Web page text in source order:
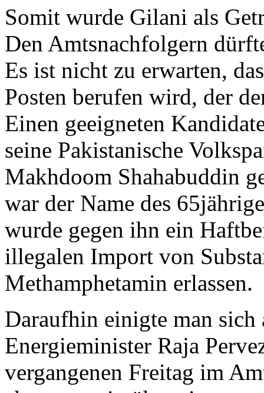
Somit wurde Gilani als
Den Amtsnachfolgern
Es ist nicht zu erwarten,
Posten berufen wird, der
Einen geeigneten
seine Pakistanische
Makhdoom Shahabuddin
war der Name des
wurde gegen ihn ein
illegalen Import von
Methamphetamin erlassen.
Daraufhin einigte man sich
Energieminister Raja
vergangenen Freitag im